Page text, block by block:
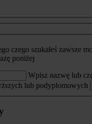
czego szukałeś zawsze
poniżej
Wpisz nazwę lub
lub podyplomowych